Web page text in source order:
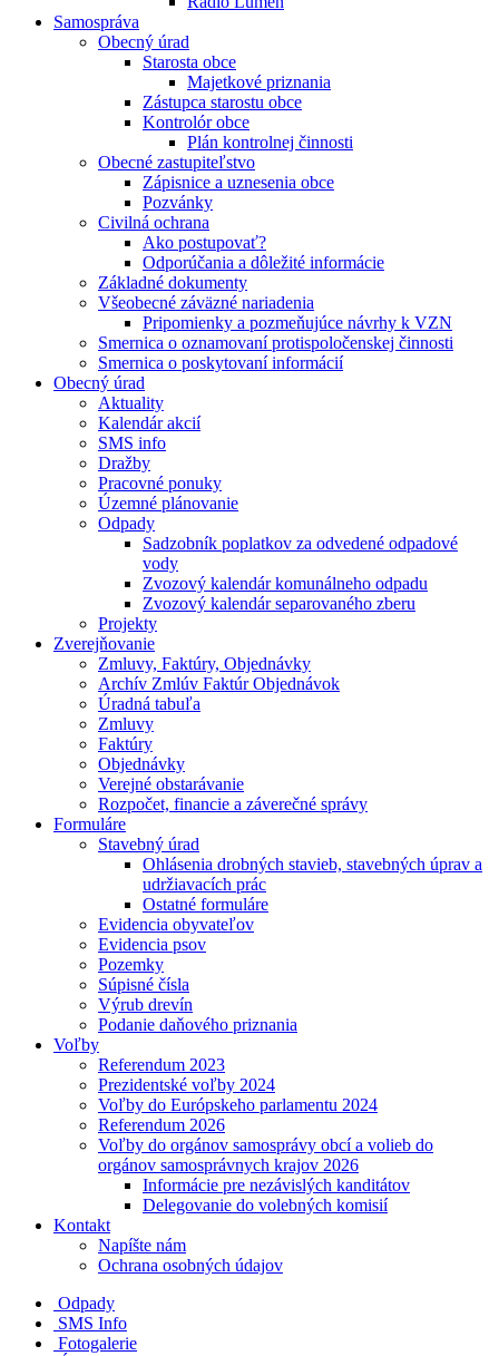
Samospráva
Obecný úrad
Starosta obce
Majetkové priznania
Zástupca starostu obce
Kontrolór obce
Plán kontrolnej činnosti
Obecné zastupiteľstvo
Zápisnice a uznesenia obce
Pozvánky
Civilná ochrana
Ako postupovať?
Odporúčania a dôležité informácie
Základné dokumenty
Všeobecné záväzné nariadenia
Pripomienky a pozmeňujúce návrhy k VZN
Smernica o oznamovaní protispoločenskej činnosti
Smernica o poskytovaní informácií
Obecný úrad
Aktuality
Kalendár akcií
SMS info
Dražby
Pracovné ponuky
Územné plánovanie
Odpady
Sadzobník poplatkov za odvedené odpadové
vody
Zvozový kalendár komunálneho odpadu
Zvozový kalendár separovaného zberu
Projekty
Zverejňovanie
Zmluvy, Faktúry, Objednávky
Archív Zmlúv Faktúr Objednávok
Úradná tabuľa
Zmluvy
Faktúry
Objednávky
Verejné obstarávanie
Rozpočet, financie a záverečné správy
Formuláre
Stavebný úrad
Ohlásenia drobných stavieb, stavebných úprav a
udržiavacích prác
Ostatné formuláre
Evidencia obyvateľov
Evidencia psov
Pozemky
Súpisné čísla
Výrub drevín
Podanie daňového priznania
Voľby
Referendum 2023
Prezidentské voľby 2024
Voľby do Európskeho parlamentu 2024
Referendum 2026
Voľby do orgánov samosprávy obcí a volieb do
orgánov samosprávnych krajov 2026
Informácie pre nezávislých kanditátov
Delegovanie do volebných komisií
Kontakt
Napíšte nám
Ochrana osobných údajov
Odpady
SMS Info
Fotogalerie